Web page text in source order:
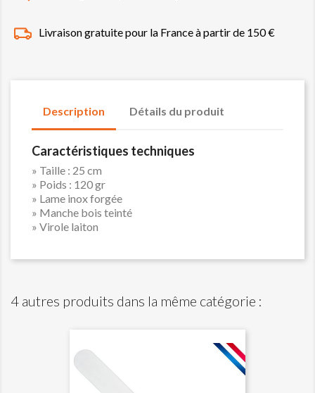
Livraison gratuite pour la France à partir de 150 €
Description Détails du produit
Caractéristiques techniques
» Taille : 25 cm
» Poids : 120 gr
» Lame inox forgée
» Manche bois teinté
» Virole laiton
4 autres produits dans la même catégorie :